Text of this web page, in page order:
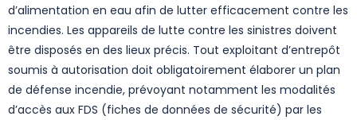
d’alimentation en eau afin de lutter efficacement contre les
incendies. Les appareils de lutte contre les sinistres doivent
être disposés en des lieux précis. Tout exploitant d’entrepôt
soumis à autorisation doit obligatoirement élaborer un plan
de défense incendie, prévoyant notamment les modalités
d’accès aux FDS (fiches de données de sécurité) par les